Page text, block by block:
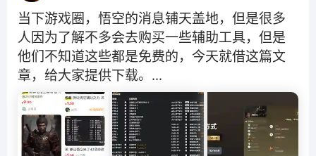
当下游戏圈，悟空的消息铺天盖地，但是很多
人因为了解不多会去购买一些辅助工具，但是
他们不知道这些都是免费的，今天就借这篇文
章，给大家提供下载。...